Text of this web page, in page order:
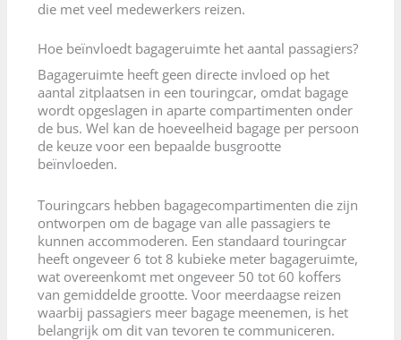
die met veel medewerkers reizen.
Hoe beïnvloedt bagageruimte het aantal passagiers?
Bagageruimte heeft geen directe invloed op het
aantal zitplaatsen in een touringcar, omdat bagage
wordt opgeslagen in aparte compartimenten onder
de bus. Wel kan de hoeveelheid bagage per persoon
de keuze voor een bepaalde busgrootte
beïnvloeden.
Touringcars hebben bagagecompartimenten die zijn
ontworpen om de bagage van alle passagiers te
kunnen accommoderen. Een standaard touringcar
heeft ongeveer 6 tot 8 kubieke meter bagageruimte,
wat overeenkomt met ongeveer 50 tot 60 koffers
van gemiddelde grootte. Voor meerdaagse reizen
waarbij passagiers meer bagage meenemen, is het
belangrijk om dit van tevoren te communiceren.